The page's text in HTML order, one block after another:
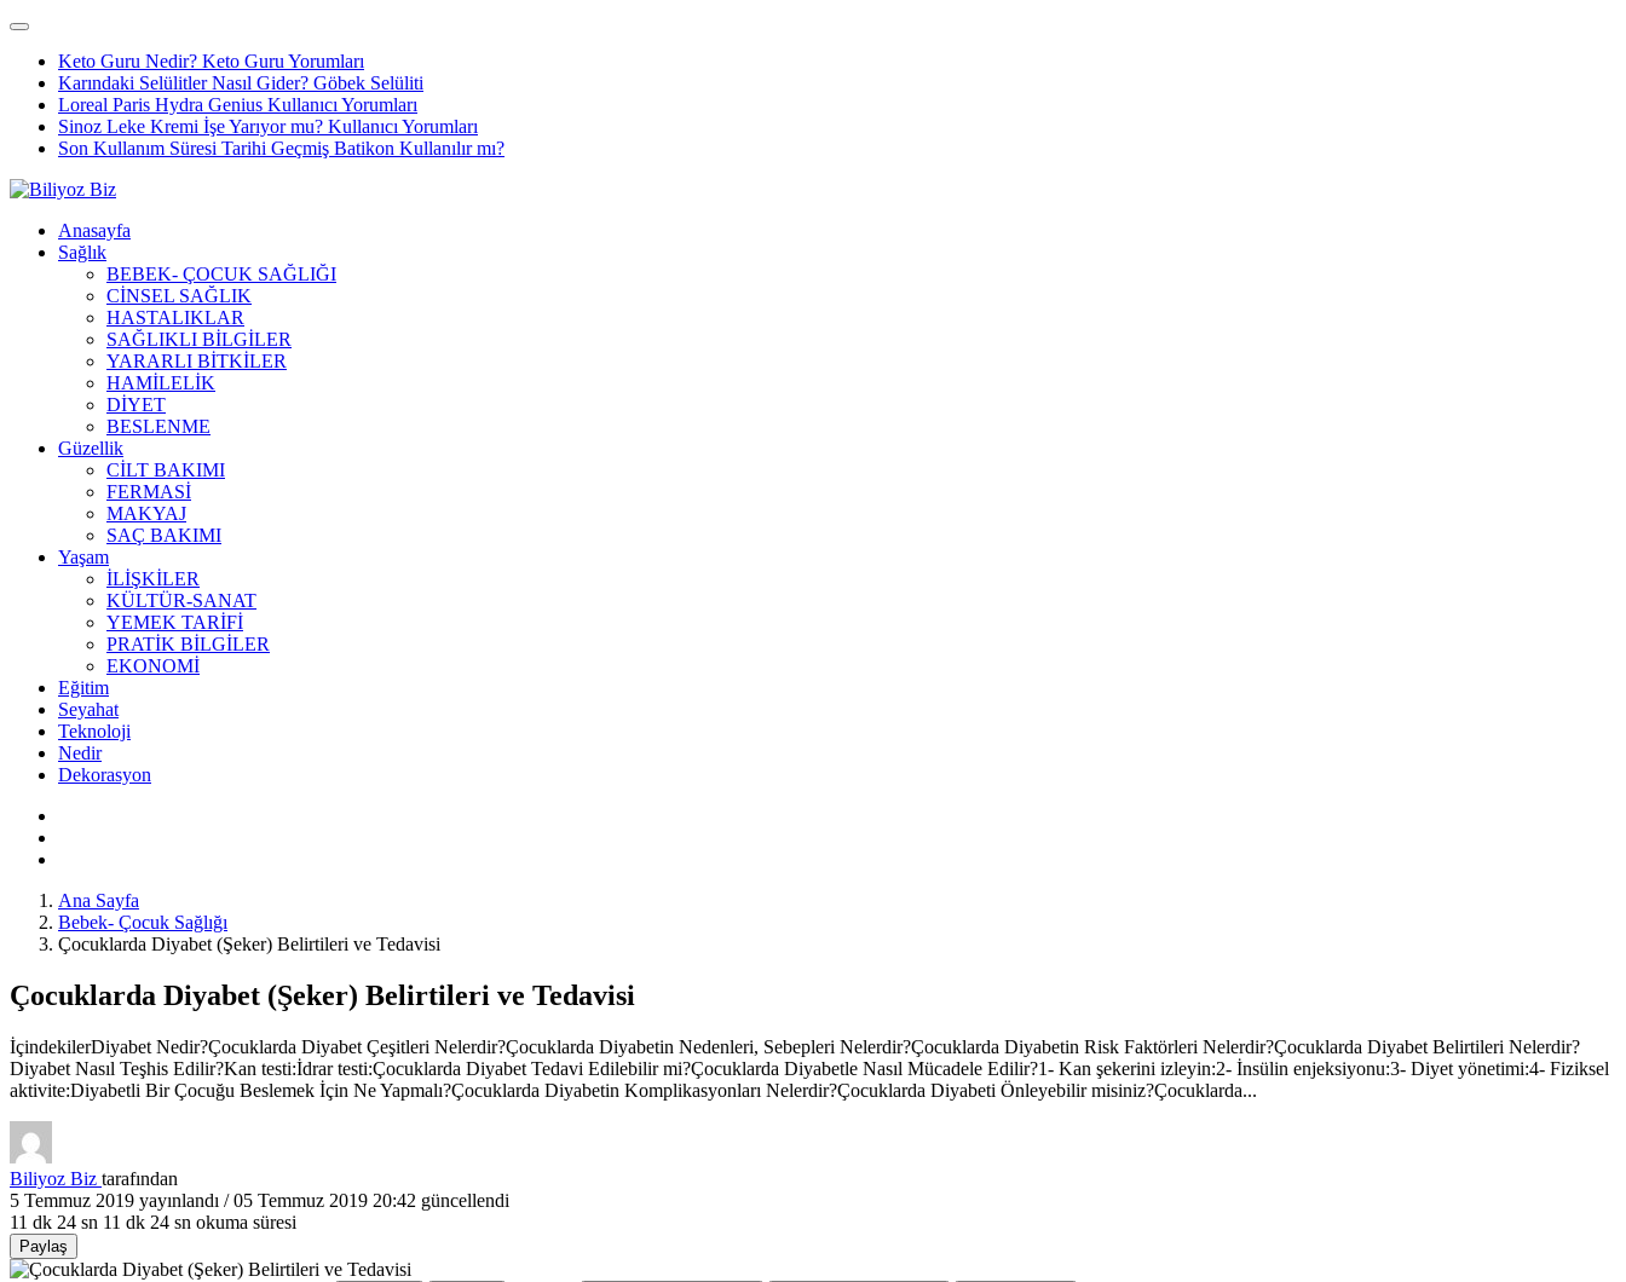
Keto Guru Nedir? Keto Guru Yorumları
Karındaki Selülitler Nasıl Gider? Göbek Selüliti
Loreal Paris Hydra Genius Kullanıcı Yorumları
Sinoz Leke Kremi İşe Yarıyor mu? Kullanıcı Yorumları
Son Kullanım Süresi Tarihi Geçmiş Batikon Kullanılır mı?
Anasayfa
Sağlık
BEBEK- ÇOCUK SAĞLIĞI
CİNSEL SAĞLIK
HASTALIKLAR
SAĞLIKLI BİLGİLER
YARARLI BİTKİLER
HAMİLELİK
DİYET
BESLENME
Güzellik
CİLT BAKIMI
FERMASİ
MAKYAJ
SAÇ BAKIMI
Yaşam
İLİŞKİLER
KÜLTÜR-SANAT
YEMEK TARİFİ
PRATİK BİLGİLER
EKONOMİ
Eğitim
Seyahat
Teknoloji
Nedir
Dekorasyon
Ana Sayfa
Bebek- Çocuk Sağlığı
Çocuklarda Diyabet (Şeker) Belirtileri ve Tedavisi
Çocuklarda Diyabet (Şeker) Belirtileri ve Tedavisi
İçindekilerDiyabet Nedir?Çocuklarda Diyabet Çeşitleri Nelerdir?Çocuklarda Diyabetin Nedenleri, Sebepleri Nelerdir?Çocuklarda Diyabetin Risk Faktörleri Nelerdir?Çocuklarda Diyabet Belirtileri Nelerdir?
Diyabet Nasıl Teşhis Edilir?Kan testi:İdrar testi:Çocuklarda Diyabet Tedavi Edilebilir mi?Çocuklarda Diyabetle Nasıl Mücadele Edilir?1- Kan şekerini izleyin:2- İnsülin enjeksiyonu:3- Diyet yönetimi:4- Fiziksel
aktivite:Diyabetli Bir Çocuğu Beslemek İçin Ne Yapmalı?Çocuklarda Diyabetin Komplikasyonları Nelerdir?Çocuklarda Diyabeti Önleyebilir misiniz?Çocuklarda...
Biliyoz Biz tarafından
5 Temmuz 2019 yayınlandı /05 Temmuz 2019 20:42 güncellendi
11 dk 24 sn 11 dk 24 sn okuma süresi
Paylaş